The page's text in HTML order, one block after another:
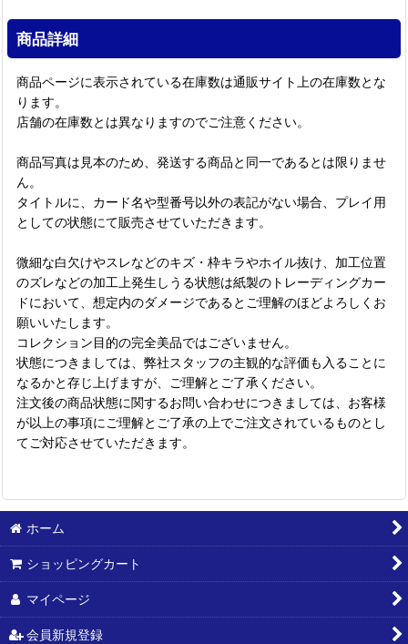
商品詳細
商品ページに表示されている在庫数は通販サイト上の在庫数とな
ります。
店舗の在庫数とは異なりますのでご注意ください。
商品写真は見本のため、発送する商品と同一であるとは限りませ
ん。
タイトルに、カード名や型番号以外の表記がない場合、プレイ用
としての状態にて販売させていただきます。
微細な白欠けやスレなどのキズ・枠キラやホイル抜け、加工位置
のズレなどの加工上発生しうる状態は紙製のトレーディングカー
ドにおいて、想定内のダメージであるとご理解のほどよろしくお
願いいたします。
コレクション目的の完全美品ではございません。
状態につきましては、弊社スタッフの主観的な評価も入ることに
なるかと存じ上げますが、ご理解とご了承ください。
注文後の商品状態に関するお問い合わせにつきましては、お客様
が以上の事項にご理解とご了承の上でご注文されているものとし
てご対応させていただきます。
ホーム
ショッピングカート
マイページ
会員新規登録